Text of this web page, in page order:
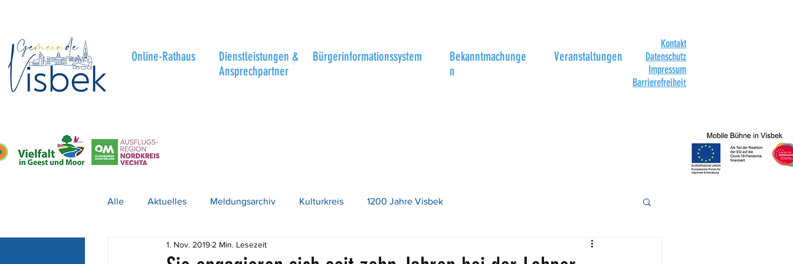
Online-Rathaus
Dienstleistungen &
Ansprechpartner
Bürgerinformationssystem
Bekanntmachunge
n
Kontakt
Datenschutz
Impressum
Barrierefreiheit
Veranstaltungen
Alle Aktuelles Meldungsarchiv Kulturkreis 1200 Jahre Visbek
1. Nov. 2019 2 Min. Lesezeit